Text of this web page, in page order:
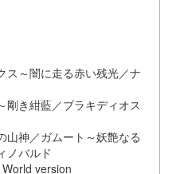
ス～闇に走る赤い残光／ナ
剛き紺藍／ブラキディオス
山神／ガムート～妖艶なる
ノバルド
version